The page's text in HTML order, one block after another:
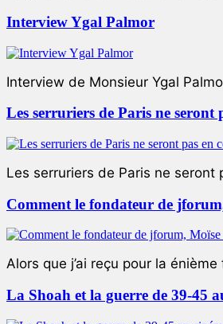
Interview Ygal Palmor
Interview de Monsieur Ygal
Les serruriers de Paris ne seront
Les serruriers de Paris ne
Comment le fondateur de
Alors que j’ai reçu pour la
La Shoah et la guerre de 39-45